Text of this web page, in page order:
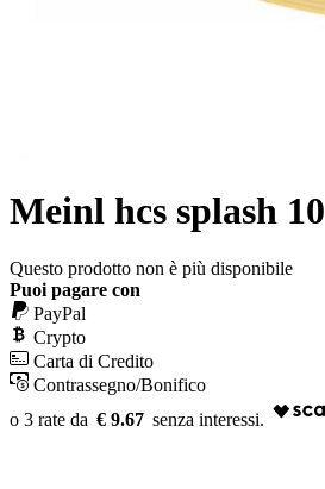
Meinl hcs splash 10
Questo prodotto non è più disponibile
Puoi pagare con
PayPal
Crypto
Carta di Credito
Contrassegno/Bonifico
€ 9.67